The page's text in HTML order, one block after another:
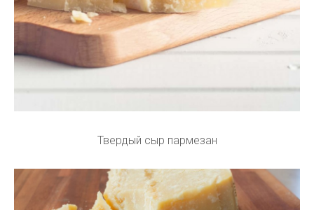
Твердый сыр пармезан